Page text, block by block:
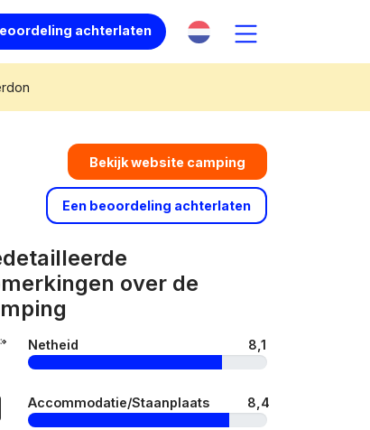
achterlaten
Bekijk website camping
Een beoordeling achterlaten
over de
Netheid 8,1
Accommodatie/Staanplaats 8,4